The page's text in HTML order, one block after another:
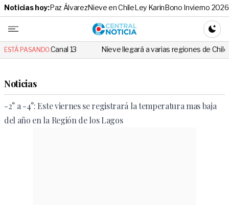
Noticias hoy:Paz ÁlvarezNieve en ChileLey KarinBono Invierno 2026
Central
ESTÁ PASANDO:
Canal 13 Nieve llegará a varias regiones de Chile: Revisa si la
Noticias
-2° a -4°: Este viernes se registrará la temperatura mas baja
del año en la Región de los Lagos